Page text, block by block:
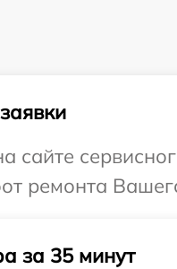
сайте
ремонта
за 35 минут